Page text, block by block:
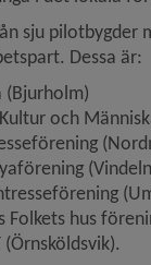
sju pilotbygder
Dessa är:
(Bjurholm)
och
Folkets hus